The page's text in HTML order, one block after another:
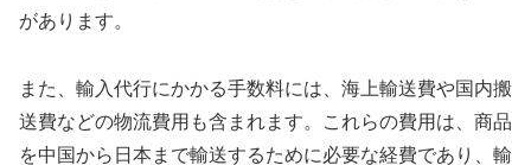
があります。
また、輸入代行にかかる手数料には、海上輸送費や国内搬
送費などの物流費用も含まれます。これらの費用は、商品
を中国から日本まで輸送するために必要な経費であり、輸